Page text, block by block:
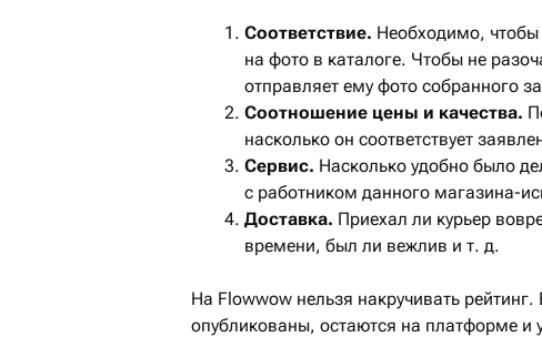
Соответствие. Необходимо, чтобы
на фото в каталоге. Чтобы не
отправляет ему фото собранного
Соотношение цены и качества.
насколько он соответствует
Сервис. Насколько удобно было
с работником данного магазина-
Доставка. Приехал ли курьер
времени, был ли вежлив и т. д.
На Flowwow нельзя накручивать
опубликованы, остаются на платформе и